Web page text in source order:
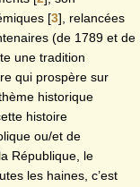
[3], relancées
(de 1789 et de
une tradition
qui prospère sur
historique
histoire
ou/et de
République, le
les haines, c’est